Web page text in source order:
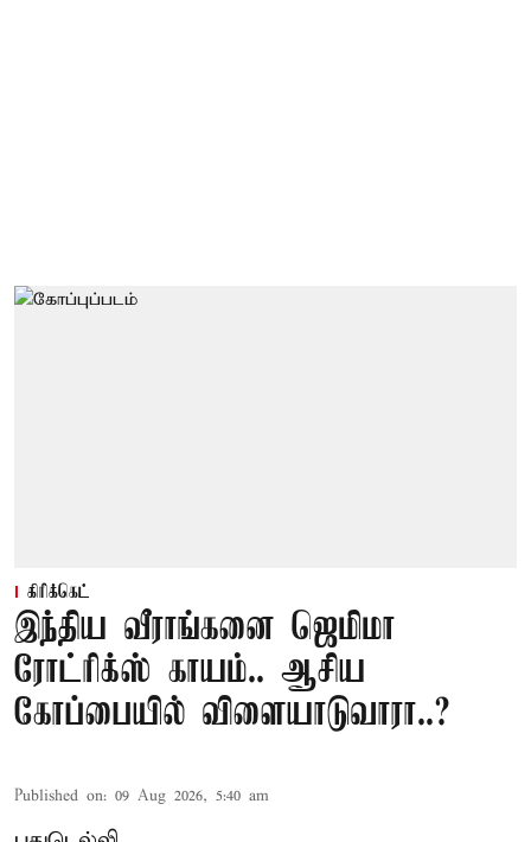
கிரிக்கெட்
இந்திய வீராங்கனை ஜெமிமா
ரோட்ரிக்ஸ் காயம்.. ஆசிய
கோப்பையில் விளையாடுவாரா..?
Published on: 09 Aug 2026, 5:40 am